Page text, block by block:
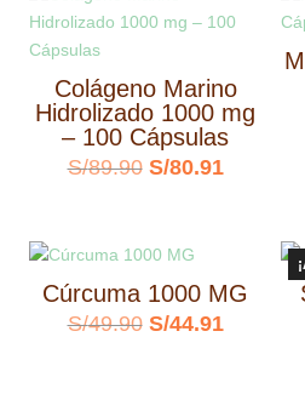
Colágeno Marino
Hidrolizado 1000 mg
– 100 Cápsulas
S/89.90 El
S/89.90.
S/80.91El
Cúrcuma 1000 MG
S/49.90 El
S/44.91El